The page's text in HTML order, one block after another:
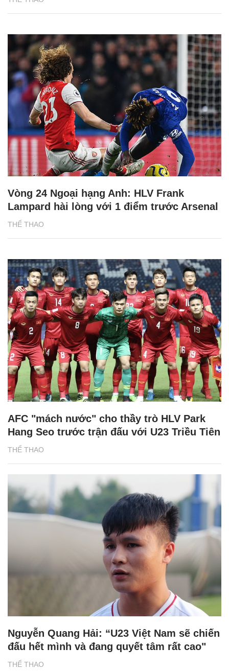
THỂ THAO
Vòng 24 Ngoại hạng Anh: HLV Frank
Lampard hài lòng với 1 điểm trước Arsenal
THỂ THAO
AFC "mách nước" cho thầy trò HLV Park
Hang Seo trước trận đấu với U23 Triều Tiên
THỂ THAO
Nguyễn Quang Hải: “U23 Việt Nam sẽ chiến
đấu hết mình và đang quyết tâm rất cao"